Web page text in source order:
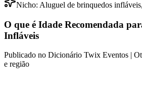
Nicho: Aluguel de brinquedos
O que é Idade Recomendada
Infláveis
Publicado no Dicionário Twix Eventos |
e região